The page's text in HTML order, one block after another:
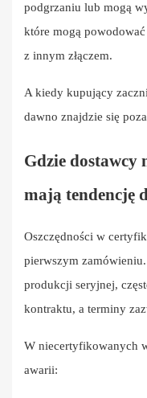
podgrzaniu lub mogą
które mogą
z innym złączem.
A kiedy kupujący
dawno znajdzie się
Gdzie
mają tendencję
Oszczędności w
pierwszym
produkcji seryjnej,
kontraktu, a terminy
W niecertyfikowanych
awarii: